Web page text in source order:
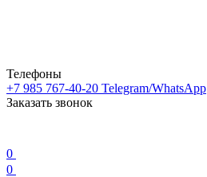
Телефоны
+7 985 767-40-20 Telegram/WhatsApp
Заказать звонок
0
0